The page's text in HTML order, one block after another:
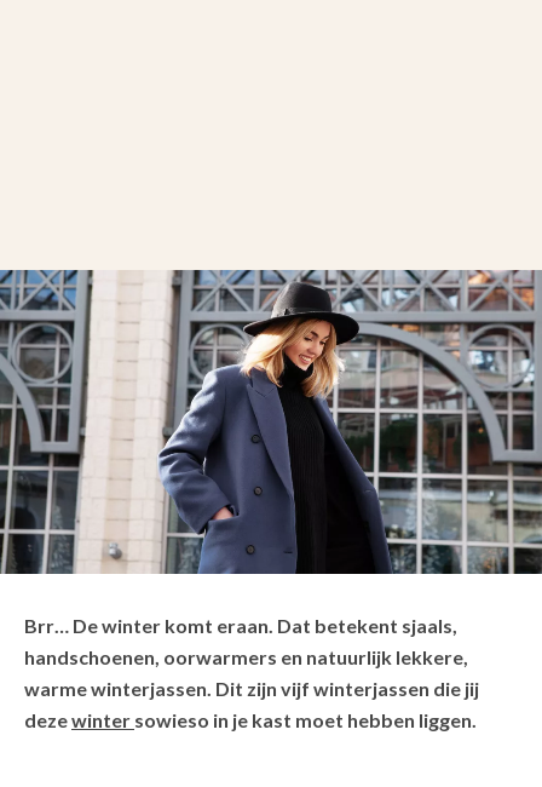
Brr… De winter komt eraan. Dat betekent sjaals,
handschoenen, oorwarmers en natuurlijk lekkere,
warme winterjassen. Dit zijn vijf winterjassen die jij
dezewinter sowieso in je kast moet hebben liggen.